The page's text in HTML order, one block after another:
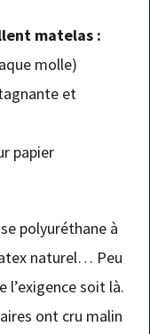
matelas :
molle)
et
papier
polyuréthane à
naturel… Peu
l’exigence soit là.
ont cru malin